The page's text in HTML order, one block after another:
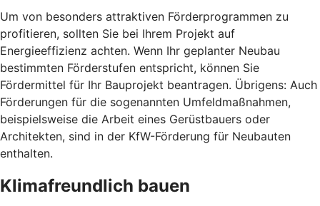
Um von besonders attraktiven Förderprogrammen zu
profitieren, sollten Sie bei Ihrem Projekt auf
Energieeffizienz achten. Wenn Ihr geplanter Neubau
bestimmten Förderstufen entspricht, können Sie
Fördermittel für Ihr Bauprojekt beantragen. Übrigens: Auch
Förderungen für die sogenannten Umfeldmaßnahmen,
beispielsweise die Arbeit eines Gerüstbauers oder
Architekten, sind in der KfW-Förderung für Neubauten
enthalten.
Klimafreundlich bauen